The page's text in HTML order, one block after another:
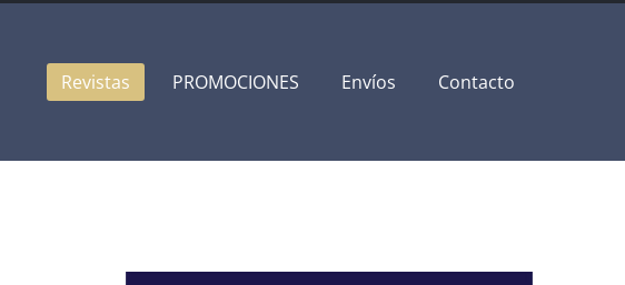
Revistas PROMOCIONES Envíos Contacto